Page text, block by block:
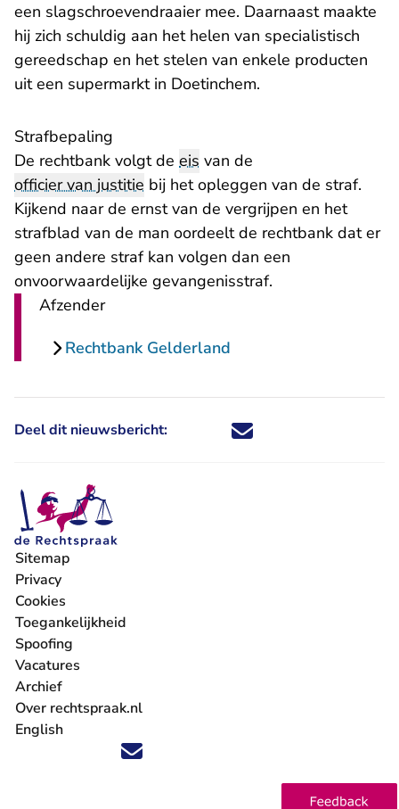
een slagschroevendraaier mee. Daarnaast maakte
hij zich schuldig aan het helen van specialistisch
gereedschap en het stelen van enkele producten
uit een supermarkt in Doetinchem.
Strafbepaling
De rechtbank volgt de eis van de
officier van justitie bij het opleggen van de straf.
Kijkend naar de ernst van de vergrijpen en het
strafblad van de man oordeelt de rechtbank dat er
geen andere straf kan volgen dan een
onvoorwaardelijke gevangenisstraf.
Afzender
Rechtbank Gelderland
Deel dit nieuwsbericht: Deel dit nieuwsbericht via X -
Deel dit nieuwsbericht via
Deel dit nieuwsbericht
Deel dit
Volg ons op X (Twitter) - U verlaat Rechtspraak.nl
Volg ons op Facebook - U verlaat Rechtspraak.nl
Volg ons op Instagram - U verlaat Rechtspraak.nl
Volg ons op Youtube - U verlaat Rechtspraak.nl
Volg ons op LinkedIn - U verlaat
'Blijf op de hoogte' nieuwsbrief - U verlaat
Sitemap
Privacy
Cookies
Toegankelijkheid
Spoofing
Vacatures
- U verlaat Rechtspraak.nl
Archief
Over rechtspraak.nl
English